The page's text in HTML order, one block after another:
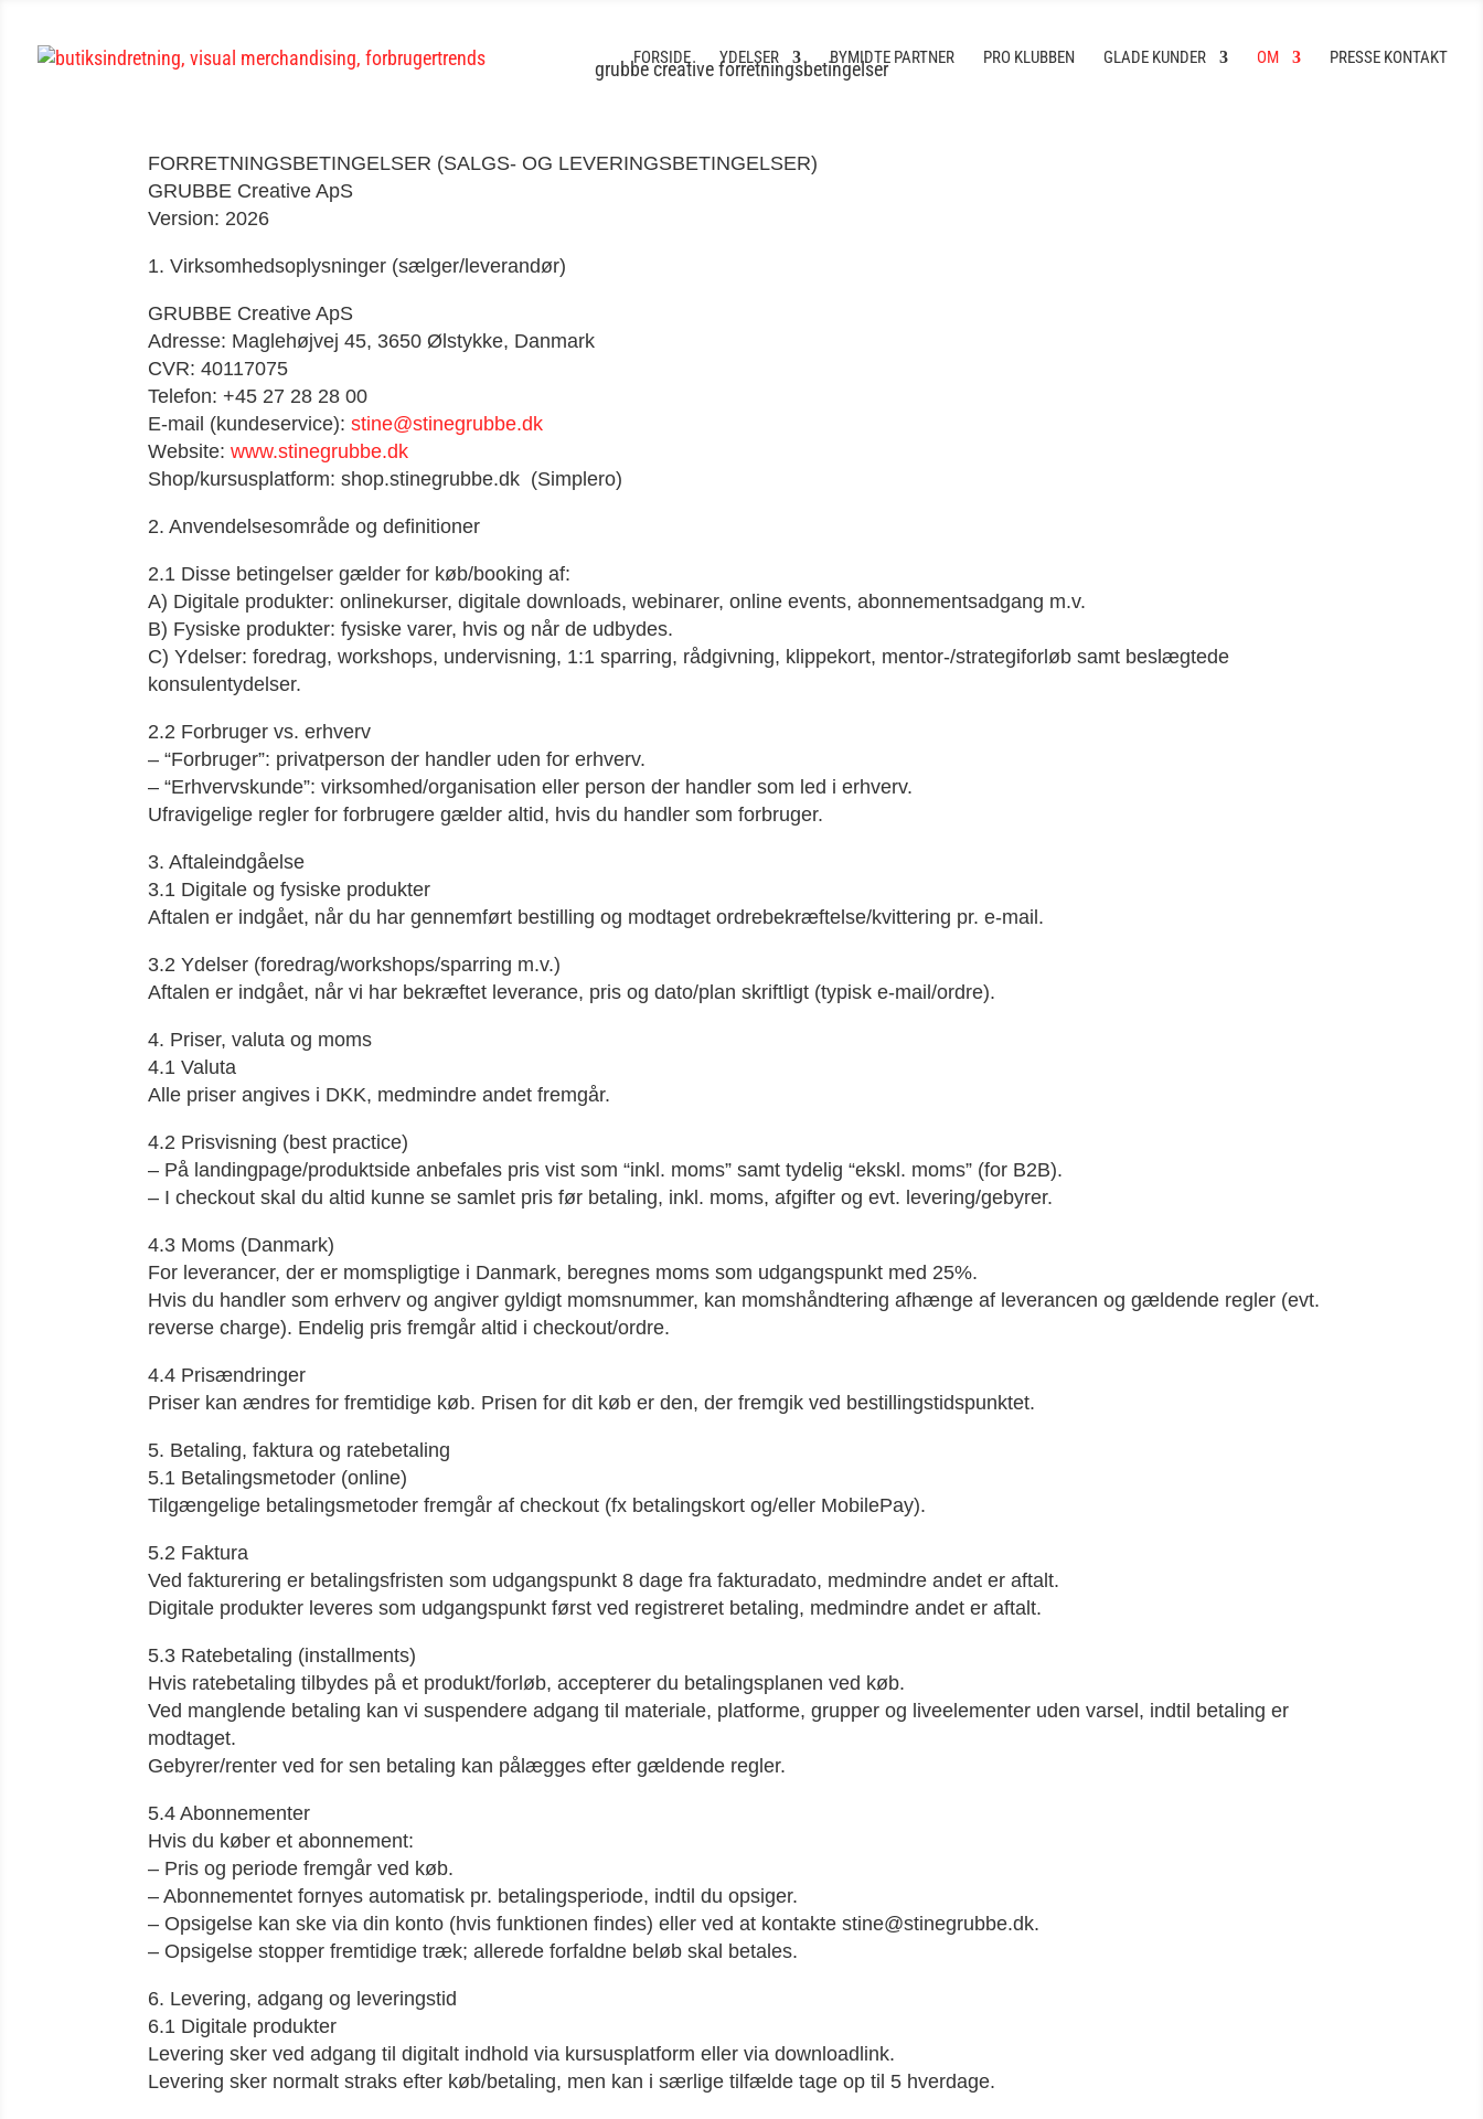
FORSIDE YDELSER BYMIDTE PARTNER PRO KLUBBEN GLADE KUNDER OM PRESSE KONTAKT
grubbe creative forretningsbetingelser
FORRETNINGSBETINGELSER (SALGS- OG LEVERINGSBETINGELSER)
GRUBBE Creative ApS
Version: 2026
1. Virksomhedsoplysninger (sælger/leverandør)
GRUBBE Creative ApS
Adresse: Maglehøjvej 45, 3650 Ølstykke, Danmark
CVR: 40117075
Telefon: +45 27 28 28 00
E-mail (kundeservice):stine@stinegrubbe.dk
Website:www.stinegrubbe.dk
Shop/kursusplatform: shop.stinegrubbe.dk (Simplero)
2. Anvendelsesområde og definitioner
2.1 Disse betingelser gælder for køb/booking af:
A) Digitale produkter: onlinekurser, digitale downloads, webinarer, online events, abonnementsadgang m.v.
B) Fysiske produkter: fysiske varer, hvis og når de udbydes.
C) Ydelser: foredrag, workshops, undervisning, 1:1 sparring, rådgivning, klippekort, mentor-/strategiforløb samt beslægtede
konsulentydelser.
2.2 Forbruger vs. erhverv
– “Forbruger”: privatperson der handler uden for erhverv.
– “Erhvervskunde”: virksomhed/organisation eller person der handler som led i erhverv.
Ufravigelige regler for forbrugere gælder altid, hvis du handler som forbruger.
3. Aftaleindgåelse
3.1 Digitale og fysiske produkter
Aftalen er indgået, når du har gennemført bestilling og modtaget ordrebekræftelse/kvittering pr. e-mail.
3.2 Ydelser (foredrag/workshops/sparring m.v.)
Aftalen er indgået, når vi har bekræftet leverance, pris og dato/plan skriftligt (typisk e-mail/ordre).
4. Priser, valuta og moms
4.1 Valuta
Alle priser angives i DKK, medmindre andet fremgår.
4.2 Prisvisning (best practice)
– På landingpage/produktside anbefales pris vist som “inkl. moms” samt tydelig “ekskl. moms” (for B2B).
– I checkout skal du altid kunne se samlet pris før betaling, inkl. moms, afgifter og evt. levering/gebyrer.
4.3 Moms (Danmark)
For leverancer, der er momspligtige i Danmark, beregnes moms som udgangspunkt med 25%.
Hvis du handler som erhverv og angiver gyldigt momsnummer, kan momshåndtering afhænge af leverancen og gældende regler (evt.
reverse charge). Endelig pris fremgår altid i checkout/ordre.
4.4 Prisændringer
Priser kan ændres for fremtidige køb. Prisen for dit køb er den, der fremgik ved bestillingstidspunktet.
5. Betaling, faktura og ratebetaling
5.1 Betalingsmetoder (online)
Tilgængelige betalingsmetoder fremgår af checkout (fx betalingskort og/eller MobilePay).
5.2 Faktura
Ved fakturering er betalingsfristen som udgangspunkt 8 dage fra fakturadato, medmindre andet er aftalt.
Digitale produkter leveres som udgangspunkt først ved registreret betaling, medmindre andet er aftalt.
5.3 Ratebetaling (installments)
Hvis ratebetaling tilbydes på et produkt/forløb, accepterer du betalingsplanen ved køb.
Ved manglende betaling kan vi suspendere adgang til materiale, platforme, grupper og liveelementer uden varsel, indtil betaling er
modtaget.
Gebyrer/renter ved for sen betaling kan pålægges efter gældende regler.
5.4 Abonnementer
Hvis du køber et abonnement:
– Pris og periode fremgår ved køb.
– Abonnementet fornyes automatisk pr. betalingsperiode, indtil du opsiger.
– Opsigelse kan ske via din konto (hvis funktionen findes) eller ved at kontakte stine@stinegrubbe.dk.
– Opsigelse stopper fremtidige træk; allerede forfaldne beløb skal betales.
6. Levering, adgang og leveringstid
6.1 Digitale produkter
Levering sker ved adgang til digitalt indhold via kursusplatform eller via downloadlink.
Levering sker normalt straks efter køb/betaling, men kan i særlige tilfælde tage op til 5 hverdage.